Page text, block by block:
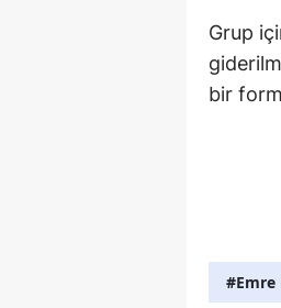
Grup
bir
#Emre